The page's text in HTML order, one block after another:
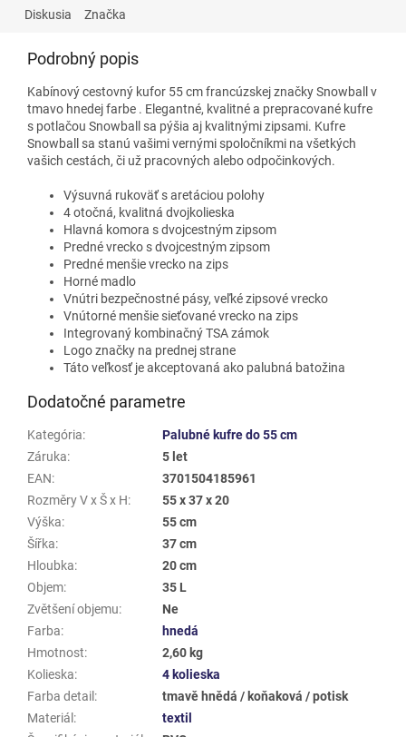
Diskusia Značka
Podrobný popis
Kabínový cestovný kufor 55 cm francúzskej značky Snowball v
tmavo hnedej farbe . Elegantné, kvalitné a prepracované kufre
s potlačou Snowball sa pýšia aj kvalitnými zipsami. Kufre
Snowball sa stanú vašimi vernými spoločníkmi na všetkých
vašich cestách, či už pracovných alebo odpočinkových.
Výsuvná rukoväť s aretáciou polohy
4 otočná, kvalitná dvojkolieska
Hlavná komora s dvojcestným zipsom
Predné vrecko s dvojcestným zipsom
Predné menšie vrecko na zips
Horné madlo
Vnútri bezpečnostné pásy, veľké zipsové vrecko
Vnútorné menšie sieťované vrecko na zips
Integrovaný kombinačný TSA zámok
Logo značky na prednej strane
Táto veľkosť je akceptovaná ako palubná batožina
Dodatočné parametre
Kategória:
Palubné kufre do 55 cm
Záruka:
5 let
EAN:
3701504185961
Rozměry V x Š x H:
55 x 37 x 20
Výška:
55 cm
Šířka:
37 cm
Hloubka:
20 cm
Objem:
35 L
Zvětšení objemu:
Ne
Farba:
hnedá
Hmotnost:
2,60 kg
Kolieska:
4 kolieska
Farba detail :
tmavě hnědá / koňaková / potisk
Materiál :
textil